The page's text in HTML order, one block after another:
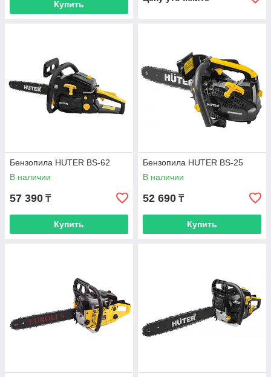
Купить
Бензопила HUTER BS-62
В наличии
57 390 ₸
Купить
Бензопила HUTER BS-25
В наличии
52 690 ₸
Купить